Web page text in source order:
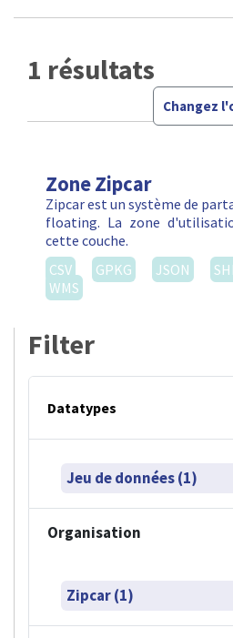
1 résultats
Changez
Zone Zipcar
Zipcar est un système de
floating. La zone
cette couche.
CSV
GPKG JSON
WMS
Filter
Datatypes
Jeu de données (1)
Organisation
Zipcar (1)